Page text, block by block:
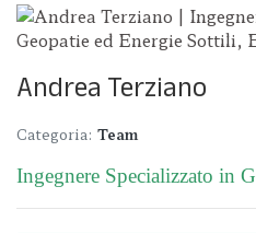
Andrea Terziano
Categoria: Team
Ingegnere Specializzato in